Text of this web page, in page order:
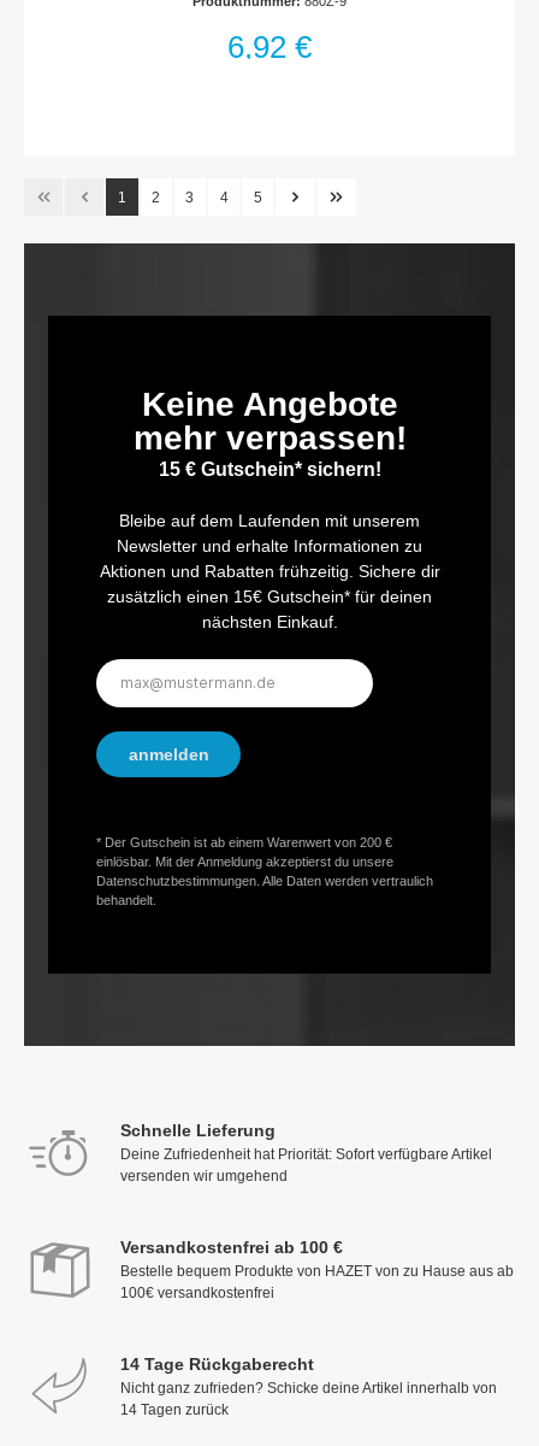
TractionsprofilSchlüsselweite: 9 mmAbmessungen / Länge: 24
6,92 €
1 2 3 4 5
Keine Angebote
mehr verpassen!
15 € Gutschein* sichern!
Bleibe auf dem Laufenden mit unserem
Newsletter und erhalte Informationen zu
Aktionen und Rabatten frühzeitig. Sichere dir
zusätzlich einen 15€ Gutschein* für deinen
nächsten Einkauf.
E-
Mail-
Adresse*
anmelden
* Der Gutschein ist ab einem Warenwert von 200 €
einlösbar. Mit der Anmeldung akzeptierst du unsere
Datenschutzbestimmungen. Alle Daten werden vertraulich
behandelt.
Schnelle Lieferung
Deine Zufriedenheit hat Priorität: Sofort verfügbare Artikel
versenden wir umgehend
Versandkostenfrei ab 100 €
Bestelle bequem Produkte von HAZET von zu Hause aus ab
100€ versandkostenfrei
14 Tage Rückgaberecht
Nicht ganz zufrieden? Schicke deine Artikel innerhalb von
14 Tagen zurück